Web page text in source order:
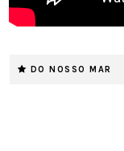
DO NOSSO MAR